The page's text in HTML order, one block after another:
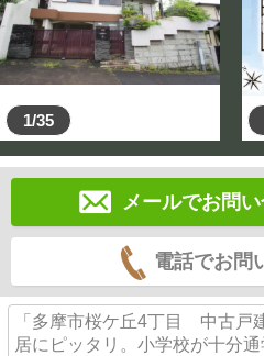
1/35
メールでお問
電話でお問
「多摩市桜ケ丘4丁目 中古戸
居にピッタリ。小学校が十分